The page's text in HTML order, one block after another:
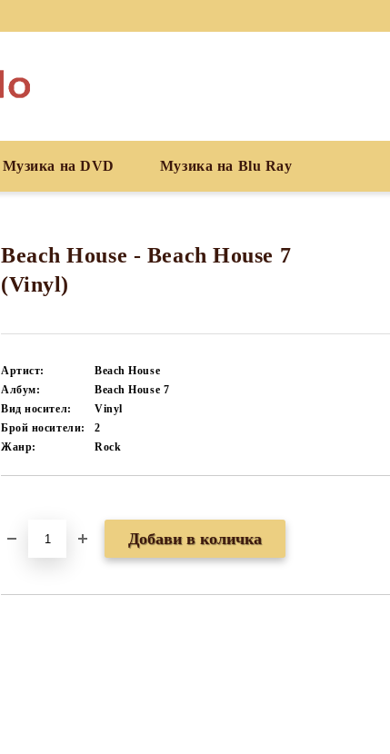
Музика на DVD Музика на Blu Ray
Beach House - Beach House 7
(Vinyl)
Артист:
Beach House
Албум:
Beach House 7
Вид носител:
Vinyl
Брой носители:
2
Жанр:
Rock